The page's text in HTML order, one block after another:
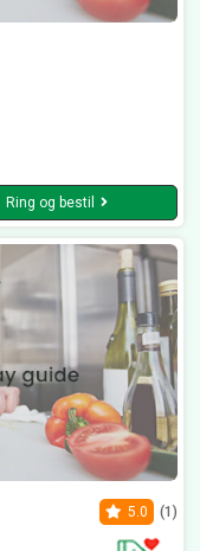
Ring og bestil
5.0 (1)